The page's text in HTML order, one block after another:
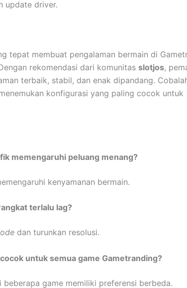
update driver.
tepat membuat pengalaman bermain di
rekomendasi dari komunitas slotjos,
terbaik, stabil, dan enak dipandang.
konfigurasi yang paling cocok untuk
memengaruhi peluang menang?
kenyamanan bermain.
terlalu lag?
dan turunkan resolusi.
untuk semua game Gametranding?
game memiliki preferensi berbeda.